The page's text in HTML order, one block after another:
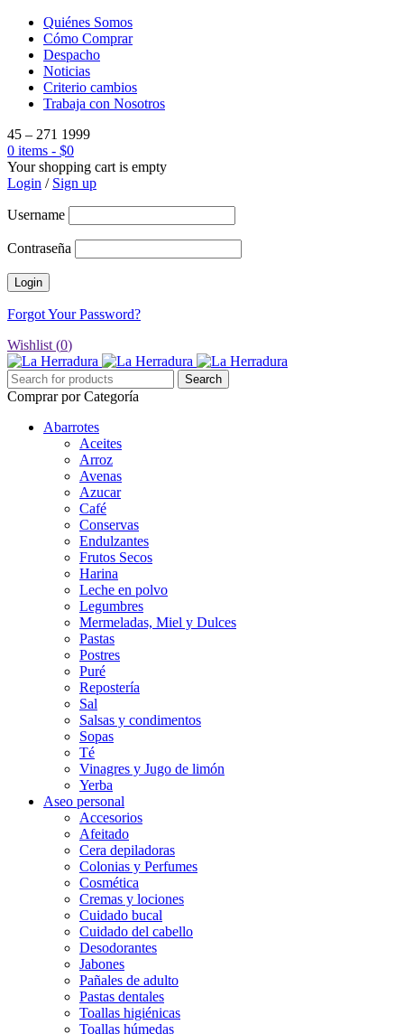
Quiénes Somos
Cómo Comprar
Despacho
Noticias
Criterio cambios
Trabaja con Nosotros
45 – 271 1999
0 items - $0
Your shopping cart is empty
Login / Sign up
Username
Contraseña
Forgot Your Password?
Wishlist (0)
Comprar por Categoría
Abarrotes
Aceites
Arroz
Avenas
Azucar
Café
Conservas
Endulzantes
Frutos Secos
Harina
Leche en polvo
Legumbres
Mermeladas, Miel y Dulces
Pastas
Postres
Puré
Repostería
Sal
Salsas y condimentos
Sopas
Té
Vinagres y Jugo de limón
Yerba
Aseo personal
Accesorios
Afeitado
Cera depiladoras
Colonias y Perfumes
Cosmética
Cremas y lociones
Cuidado bucal
Cuidado del cabello
Desodorantes
Jabones
Pañales de adulto
Pastas dentales
Toallas higiénicas
Toallas húmedas